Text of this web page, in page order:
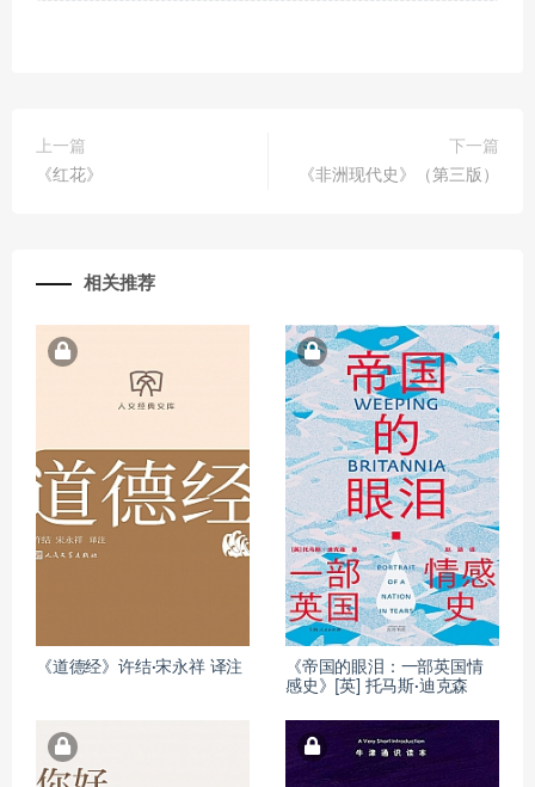
上一篇
《红花》
下一篇
《非洲现代史》（第三版）
相关推荐
《道德经》许结·宋永祥 译注
《帝国的眼泪：一部英国情
感史》[英] 托马斯·迪克森